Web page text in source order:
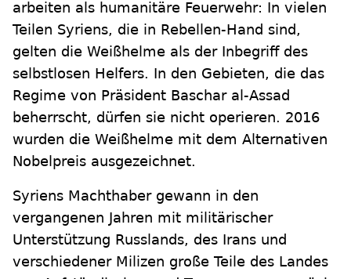
arbeiten als humanitäre Feuerwehr: In vielen
Teilen Syriens, die in Rebellen-Hand sind,
gelten die Weißhelme als der Inbegriff des
selbstlosen Helfers. In den Gebieten, die das
Regime von Präsident Baschar al-Assad
beherrscht, dürfen sie nicht operieren. 2016
wurden die Weißhelme mit dem Alternativen
Nobelpreis ausgezeichnet.
Syriens Machthaber gewann in den
vergangenen Jahren mit militärischer
Unterstützung Russlands, des Irans und
verschiedener Milizen große Teile des Landes